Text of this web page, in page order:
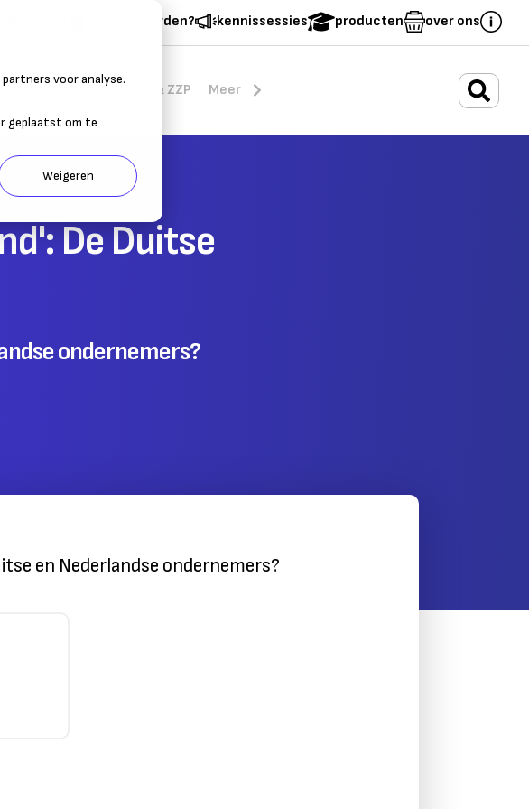
voor analyse.
geplaatst om te
Weigeren
partner worden? kennissessies producten over ons
Starten & ZZP Meer
De Duitse
ondernemers?
en Nederlandse ondernemers?